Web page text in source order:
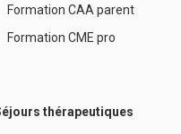
Formation CAA parent
Formation CME pro
thérapeutiques